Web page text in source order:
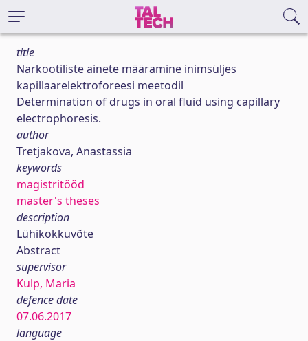
title
Narkootiliste ainete määramine inimsüljes
kapillaarelektroforeesi meetodil
Determination of drugs in oral fluid using capillary
electrophoresis.
author
Tretjakova, Anastassia
keywords
magistritööd
master's theses
description
Lühikokkuvõte
Abstract
supervisor
Kulp, Maria
defence date
07.06.2017
language